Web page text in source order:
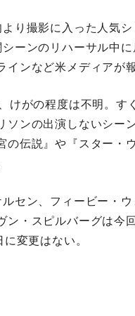
り撮影に入った人気シ
ーンのリハーサル中
ンなど米メディアが
けがの程度は不明。す
ンの出演しないシー
の伝説』や『スター・
セン、フィービー・
ン・スピルバーグは今
変更はない。